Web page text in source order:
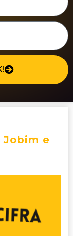
Jobim e